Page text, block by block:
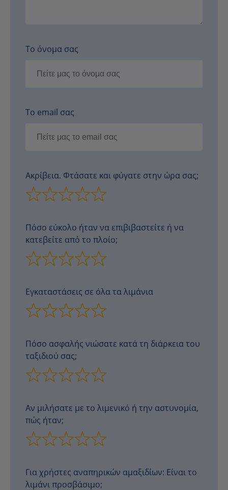
Το όνομα σας
Το email σας
Ακρίβεια. Φτάσατε και φύγατε στην ώρα σας;
Πόσο εύκολο ήταν να επιβιβαστείτε ή να
κατεβείτε από το πλοίο;
Εγκαταστάσεις σε όλα τα λιμάνια
Πόσο ασφαλής νιώσατε κατά τη διάρκεια του
ταξιδιού σας;
Αν μιλήσατε με το λιμενικό ή την αστυνομία,
πώς ήταν;
Για χρήστες αναπηρικών αμαξιδίων: Είναι το
λιμάνι προσβάσιμο;